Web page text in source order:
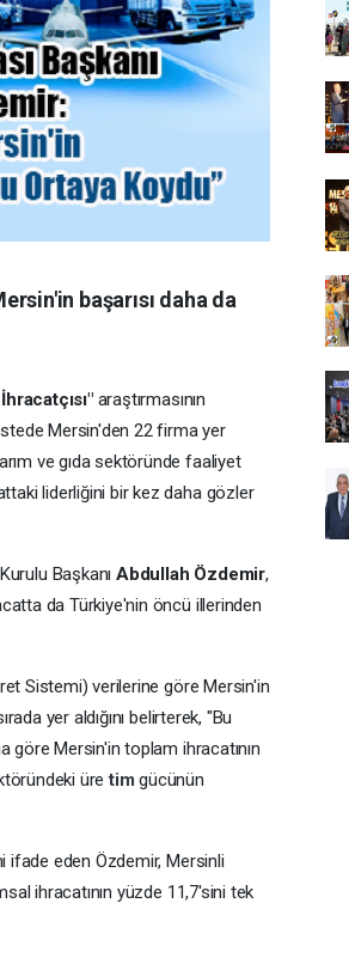
başarısı daha da
araştırmasının
Mersin'den 22 firma yer
ve gıda sektöründe faaliyet
liderliğini bir kez daha gözler
Kurulu Başkanı Abdullah Özdemir,
da Türkiye'nin öncü illerinden
Sistemi) verilerine göre Mersin'in
yer aldığını belirterek, "Bu
göre Mersin'in toplam ihracatının
üretimgücünün
ifade eden Özdemir, Mersinli
ihracatının yüzde 11,7'sini tek